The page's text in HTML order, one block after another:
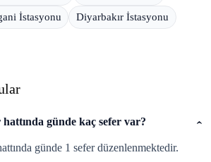
İstasyonu Diyarbakır İstasyonu
günde kaç sefer var?
günde 1 sefer düzenlenmektedir.